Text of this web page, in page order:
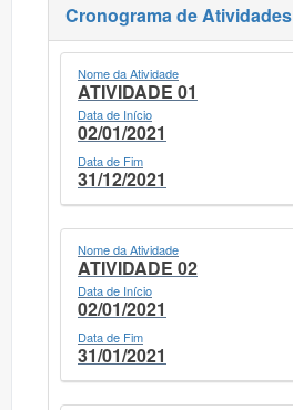
Cronograma de Atividades
Nome da Atividade
ATIVIDADE 01
Data de Início
02/01/2021
Data de Fim
31/12/2021
Nome da Atividade
ATIVIDADE 02
Data de Início
02/01/2021
Data de Fim
31/01/2021